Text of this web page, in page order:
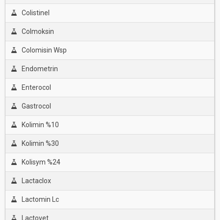
Colistinel
Colmoksin
Colomisin Wsp
Endometrin
Enterocol
Gastrocol
Kolimin %10
Kolimin %30
Kolisym %24
Lactaclox
Lactomin Lc
Lactovet